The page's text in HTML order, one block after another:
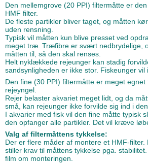
Den mellemgrove (20 PPI) filtermåtte er
HMF filter.
De fleste partikler bliver taget, og måtten
uden rensning.
Typisk vil måtten kun blive presset ved
meget træ. Træfibre er svært nedbrydelige,
måtten til, så den skal renses.
Helt nyklækkede rejeunger kan stadig
sandsynligheden er ikke stor. Fiskeunger vil
Den fine (30 PPI) filtermåtte er meget egnet
rejeyngel.
Rejer belaster akvariet meget lidt, og da
små, kan rejeunger ikke forvilde sig ind i den.
I akvarier med fisk vil den fine måtte typisk
den opfanger alle partikler. Det vil kræve
Valg af filtermåttens tykkelse:
Der er flere måder af montere et HMF-filter.
stiller krav til måttens tykkelse pga.
film om monteringen.